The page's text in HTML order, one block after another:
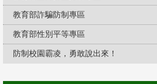
教育部詐騙防制專區
教育部性別平等專區
防制校園霸凌，勇敢說出來！